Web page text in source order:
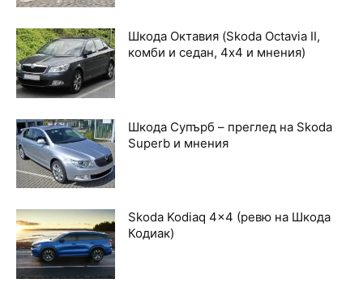
Шкода Октавия (Skoda Octavia II,
комби и седан, 4х4 и мнения)
Шкода Супърб – преглед на Skoda
Superb и мнения
Skoda Kodiaq 4×4 (ревю на Шкода
Кодиак)